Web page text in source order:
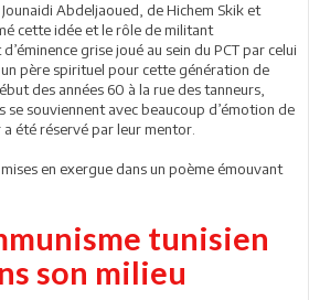
Abdeljaoued, de Hichem Skik et
cette idée et le rôle de militant
grise joué au sein du PCT par celui
père spirituel pour cette génération de
des années 60 à la rue des tanneurs,
se souviennent avec beaucoup d’émotion de
a été réservé par leur mentor.
en exergue dans un poème émouvant
tunisien
son milieu